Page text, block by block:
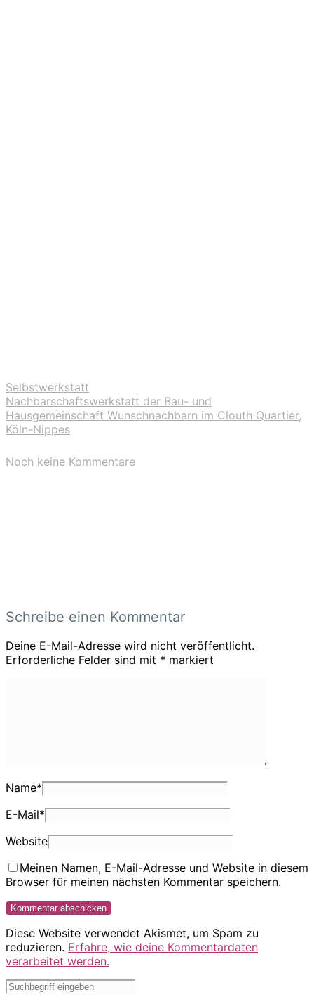
Selbstwerkstatt
Nachbarschaftswerkstatt der Bau- und
Hausgemeinschaft Wunschnachbarn im Clouth Quartier,
Köln-Nippes
Noch keine Kommentare
Schreibe einen Kommentar
Deine E-Mail-Adresse wird nicht veröffentlicht.
Erforderliche Felder sind mit * markiert
Name*
E-Mail*
Website
Meinen Namen, E-Mail-Adresse und Website in diesem
Browser für meinen nächsten Kommentar speichern.
Diese Website verwendet Akismet, um Spam zu
reduzieren. Erfahre, wie deine Kommentardaten
verarbeitet werden.